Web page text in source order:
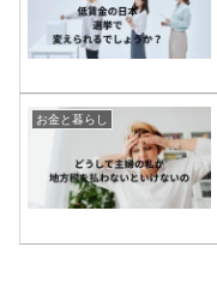
お金と暮らし